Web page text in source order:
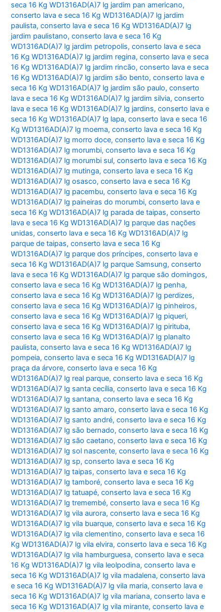
seca 16 Kg WD1316AD(A)7 lg jardim pan americano,
conserto lava e seca 16 Kg WD1316AD(A)7 lg jardim
paulista,conserto lava e seca 16 Kg WD1316AD(A)7 lg
jardim paulistano,conserto lava e seca 16 Kg
WD1316AD(A)7 lg jardim petropolis,conserto lava e seca
16 Kg WD1316AD(A)7 lg jardim regina,conserto lava e seca
16 Kg WD1316AD(A)7 lg jardim rincão,conserto lava e seca
16 Kg WD1316AD(A)7 lg jardim são bento,conserto lava e
seca 16 Kg WD1316AD(A)7 lg jardim são paulo,conserto
lava e seca 16 Kg WD1316AD(A)7 lg jardim silvia,conserto
lava e seca 16 Kg WD1316AD(A)7 lg jardins,conserto lava e
seca 16 Kg WD1316AD(A)7 lg lapa,conserto lava e seca 16
Kg WD1316AD(A)7 lg moema,conserto lava e seca 16 Kg
WD1316AD(A)7 lg morro doce,conserto lava e seca 16 Kg
WD1316AD(A)7 lg morumbi,conserto lava e seca 16 Kg
WD1316AD(A)7 lg morumbi sul,conserto lava e seca 16 Kg
WD1316AD(A)7 lg mutinga,conserto lava e seca 16 Kg
WD1316AD(A)7 lg osasco,conserto lava e seca 16 Kg
WD1316AD(A)7 lg pacembu,conserto lava e seca 16 Kg
WD1316AD(A)7 lg paineiras do morumbi,conserto lava e
seca 16 Kg WD1316AD(A)7 lg parada de taipas,conserto
lava e seca 16 Kg WD1316AD(A)7 lg parque das nações
unidas,conserto lava e seca 16 Kg WD1316AD(A)7 lg
parque de taipas,conserto lava e seca 16 Kg
WD1316AD(A)7 lg parque dos príncipes,conserto lava e
seca 16 Kg WD1316AD(A)7 lg parque Samsung,conserto
lava e seca 16 Kg WD1316AD(A)7 lg parque são domingos,
conserto lava e seca 16 Kg WD1316AD(A)7 lg penha,
conserto lava e seca 16 Kg WD1316AD(A)7 lg perdizes,
conserto lava e seca 16 Kg WD1316AD(A)7 lg pinheiros,
conserto lava e seca 16 Kg WD1316AD(A)7 lg piqueri,
conserto lava e seca 16 Kg WD1316AD(A)7 lg pirituba,
conserto lava e seca 16 Kg WD1316AD(A)7 lg planalto
paulista,conserto lava e seca 16 Kg WD1316AD(A)7 lg
pompeia,conserto lava e seca 16 Kg WD1316AD(A)7 lg
praça da árvore,conserto lava e seca 16 Kg
WD1316AD(A)7 lg real parque,conserto lava e seca 16 Kg
WD1316AD(A)7 lg santa cecília,conserto lava e seca 16 Kg
WD1316AD(A)7 lg santana,conserto lava e seca 16 Kg
WD1316AD(A)7 lg santo amaro,conserto lava e seca 16 Kg
WD1316AD(A)7 lg santo andré,conserto lava e seca 16 Kg
WD1316AD(A)7 lg são bernado,conserto lava e seca 16 Kg
WD1316AD(A)7 lg são caetano,conserto lava e seca 16 Kg
WD1316AD(A)7 lg sol nascente,conserto lava e seca 16 Kg
WD1316AD(A)7 lg sp,conserto lava e seca 16 Kg
WD1316AD(A)7 lg taipas,conserto lava e seca 16 Kg
WD1316AD(A)7 lg tamboré,conserto lava e seca 16 Kg
WD1316AD(A)7 lg tatuapé,conserto lava e seca 16 Kg
WD1316AD(A)7 lg tremembé,conserto lava e seca 16 Kg
WD1316AD(A)7 lg vila aurora,conserto lava e seca 16 Kg
WD1316AD(A)7 lg vila buarque,conserto lava e seca 16 Kg
WD1316AD(A)7 lg vila clementino,conserto lava e seca 16
Kg WD1316AD(A)7 lg vila elvira,conserto lava e seca 16 Kg
WD1316AD(A)7 lg vila hamburguesa,conserto lava e seca
16 Kg WD1316AD(A)7 lg vila leolpodina,conserto lava e
seca 16 Kg WD1316AD(A)7 lg vila madalena,conserto lava
e seca 16 Kg WD1316AD(A)7 lg vila maria,conserto lava e
seca 16 Kg WD1316AD(A)7 lg vila mariana,conserto lava e
seca 16 Kg WD1316AD(A)7 lg vila mirante,conserto lava e